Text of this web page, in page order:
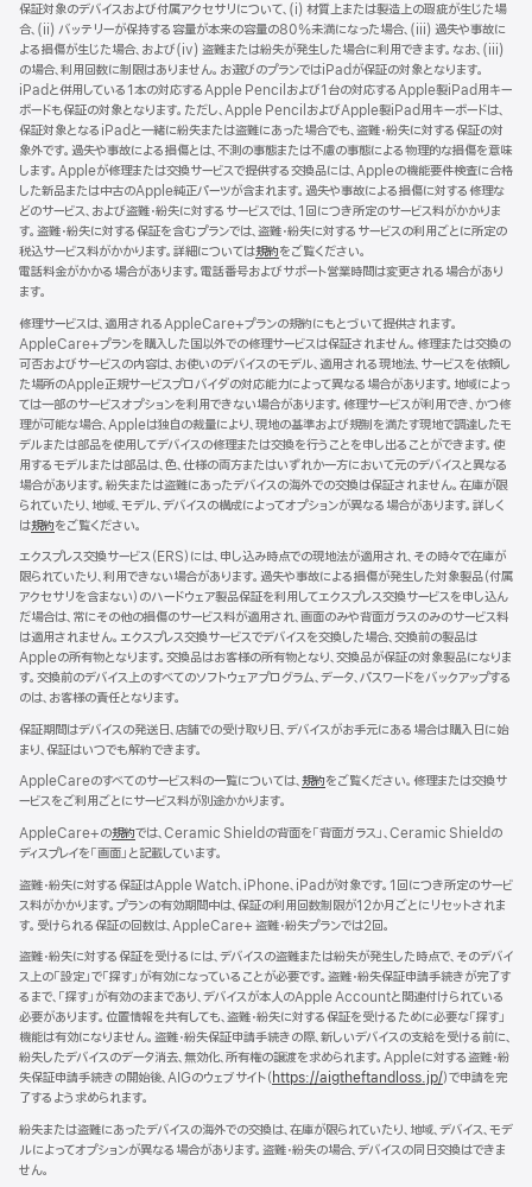
規
ウ
イ
ン
ド
ウ
で
開
き
ま
す）
保証対象のデバイスおよび付属アクセサリについて、(i) 材質上または製造上の瑕疵が生じた場
合、(ii) バッテリーが保持する容量が本来の容量の80%未満になった場合、(iii) 過失や事故に
よる損傷が生じた場合、および(iv) 盗難または紛失が発生した場合に利用できます。なお、(iii)
の場合、利用回数に制限はありません。お選びのプランではiPadが保証の対象となります。
iPadと併用している1本の対応するApple Pencilおよび1台の対応するApple製iPad用キー
ボードも保証の対象となります。ただし、Apple PencilおよびApple製iPad用キーボードは、
保証対象となるiPadと一緒に紛失または盗難にあった場合でも、盗難・紛失に対する保証の対
象外です。過失や事故による損傷とは、不測の事態または不慮の事態による物理的な損傷を意味
します。Appleが修理または交換サービスで提供する交換品には、Appleの機能要件検査に合格
した新品または中古のApple純正パーツが含まれます。過失や事故による損傷に対する修理な
どのサービス、および盗難・紛失に対するサービスでは、1回につき所定のサービス料がかかりま
す。盗難・紛失に対する保証を含むプランでは、盗難・紛失に対するサービスの利用ごとに所定の
税込サービス料がかかります。詳細については規約（新
規
ン
ド
ウ
で
開
き
ま
す）
をご覧ください。
電話料金がかかる場合があります。電話番号およびサポート営業時間は変更される場合があり
ます。
修理サービスは、適用されるAppleCare+プランの規約にもとづいて提供されます。
AppleCare+プランを購入した国以外での修理サービスは保証されません。修理または交換の
可否およびサービスの内容は、お使いのデバイスのモデル、適用される現地法、サービスを依頼し
た場所のApple正規サービスプロバイダの対応能力によって異なる場合があります。地域によっ
ては一部のサービスオプションを利用できない場合があります。修理サービスが利用でき、かつ修
理が可能な場合、Appleは独自の裁量により、現地の基準および規制を満たす現地で調達したモ
デルまたは部品を使用してデバイスの修理または交換を行うことを申し出ることができます。使
用するモデルまたは部品は、色、仕様の両方またはいずれか一方において元のデバイスと異なる
場合があります。紛失または盗難にあったデバイスの海外での交換は保証されません。在庫が限
られていたり、地域、モデル、デバイスの構成によってオプションが異なる場合があります。詳しく
は規約（新
ウ
イ
ン
ド
ウ
で
開
き
ま
す）
をご覧ください。
エクスプレス交換サービス（ERS）には、申し込み時点での現地法が適用され、その時々で在庫が
限られていたり、利用できない場合があります。過失や事故による損傷が発生した対象製品（付属
アクセサリを含まない）のハードウェア製品保証を利用してエクスプレス交換サービスを申し込ん
だ場合は、常にその他の損傷のサービス料が適用され、画面のみや背面ガラスのみのサービス料
は適用されません。エクスプレス交換サービスでデバイスを交換した場合、交換前の製品は
Appleの所有物となります。交換品はお客様の所有物となり、交換品が保証の対象製品になりま
す。交換前のデバイス上のすべてのソフトウェアプログラム、データ、パスワードをバックアップする
のは、お客様の責任となります。
保証期間はデバイスの発送日、店舗での受け取り日、デバイスがお手元にある場合は購入日に始
まり、保証はいつでも解約できます。
AppleCareのすべてのサービス料の一覧については、規約（新
イ
ド
ウ
で
き
ま
す）
をご覧ください。修理または交換サ
ービスをご利用ごとにサービス料が別途かかります。
AppleCare+の規約（新
規
イ
ン
ド
ウ
で
開
き
ま
す）
では、Ceramic Shieldの背面を「背面ガラス」、Ceramic Shieldの
ディスプレイを「画面」と記載しています。
盗難・紛失に対する保証はApple Watch、iPhone、iPadが対象です。1回につき所定のサービ
ス料がかかります。プランの有効期間中は、保証の利用回数制限が12か月ごとにリセットされま
す。受けられる保証の回数は、AppleCare+ 盗難・紛失プランでは2回。
盗難・紛失に対する保証を受けるには、デバイスの盗難または紛失が発生した時点で、そのデバイ
ス上の「設定」で「探す」が有効になっていることが必要です。盗難・紛失保証申請手続きが完了す
るまで、「探す」が有効のままであり、デバイスが本人のApple Accountと関連付けられている
必要があります。位置情報を共有しても、盗難・紛失に対する保証を受けるために必要な「探す」
機能は有効になりません。盗難・紛失保証申請手続きの際、新しいデバイスの支給を受ける前に、
紛失したデバイスのデータ消去、無効化、所有権の譲渡を求められます。Appleに対する盗難・紛
失保証申請手続きの開始後、AIGのウェブサイト（ https://aigtheftandloss.jp/）で申請を完
了するよう求められます。
紛失または盗難にあったデバイスの海外での交換は、在庫が限られていたり、地域、デバイス、モデ
ルによってオプションが異なる場合があります。盗難・紛失の場合、デバイスの同日交換はできま
せん。